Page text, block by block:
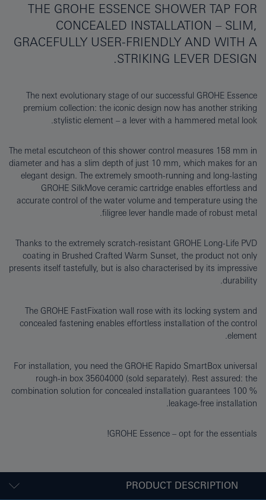
THE GROHE ESSENCE SHOWER TAP FOR
CONCEALED INSTALLATION – SLIM,
GRACEFULLY USER-FRIENDLY AND WITH A
STRIKING LEVER DESIGN.
The next evolutionary stage of our successful GROHE Essence
premium collection: the iconic design now has another striking
stylistic element – a lever with a hammered metal look.
The metal escutcheon of this shower control measures 158 mm in
diameter and has a slim depth of just 10 mm, which makes for an
elegant design. The extremely smooth-running and long-lasting
GROHE SilkMove ceramic cartridge enables effortless and
accurate control of the water volume and temperature using the
filigree lever handle made of robust metal.
Thanks to the extremely scratch-resistant GROHE Long-Life PVD
coating in Brushed Crafted Warm Sunset, the product not only
presents itself tastefully, but is also characterised by its impressive
durability.
The GROHE FastFixation wall rose with its locking system and
concealed fastening enables effortless installation of the control
element.
For installation, you need the GROHE Rapido SmartBox universal
rough-in box 35604000 (sold separately). Rest assured: the
combination solution for concealed installation guarantees 100 %
leakage-free installation.
GROHE Essence – opt for the essentials!
PRODUCT DESCRIPTION